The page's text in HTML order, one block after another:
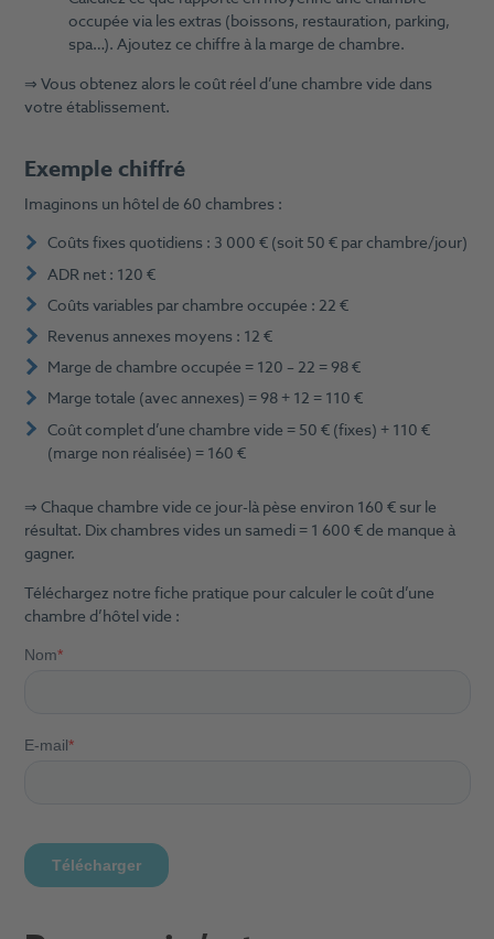
occupée via les extras (boissons, restauration, parking,
spa…). Ajoutez ce chiffre à la marge de chambre.
⇒ Vous obtenez alors le coût réel d’une chambre vide dans
votre établissement.
Exemple chiffré
Imaginons un hôtel de 60 chambres :
Coûts fixes quotidiens : 3 000 € (soit 50 € par chambre/jour)
ADR net : 120 €
Coûts variables par chambre occupée : 22 €
Revenus annexes moyens : 12 €
Marge de chambre occupée = 120 – 22 = 98 €
Marge totale (avec annexes) = 98 + 12 = 110 €
Coût complet d’une chambre vide = 50 € (fixes) + 110 €
(marge non réalisée) = 160 €
⇒ Chaque chambre vide ce jour-là pèse environ 160 € sur le
résultat. Dix chambres vides un samedi = 1 600 € de manque à
gagner.
Téléchargez notre fiche pratique pour calculer le coût d’une
chambre d’hôtel vide :